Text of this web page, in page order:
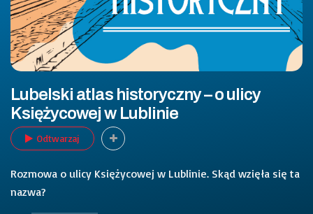
Lubelski atlas historyczny – o ulicy
Księżycowej w Lublinie
Odtwarzaj
Rozmowa o ulicy Księżycowej w Lublinie. Skąd wzięła się ta
nazwa?